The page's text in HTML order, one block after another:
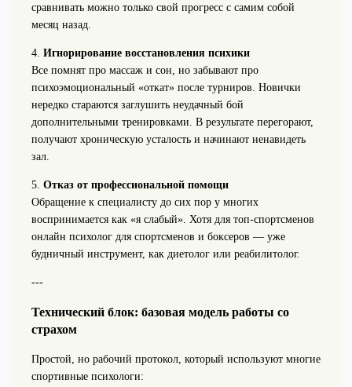
сравнивать можно только свой прогресс с самим собой
месяц назад.
4. Игнорирование восстановления психики
Все помнят про массаж и сон, но забывают про
психоэмоциональный «откат» после турниров. Новички
нередко стараются заглушить неудачный бой
дополнительными тренировками. В результате перегорают,
получают хроническую усталость и начинают ненавидеть
зал.
5. Отказ от профессиональной помощи
Обращение к специалисту до сих пор у многих
воспринимается как «я слабый». Хотя для топ‑спортсменов
онлайн психолог для спортсменов и боксеров — уже
будничный инструмент, как диетолог или реабилитолог.
---
Технический блок: базовая модель работы со
страхом
Простой, но рабочий протокол, который используют многие
спортивные психологи: